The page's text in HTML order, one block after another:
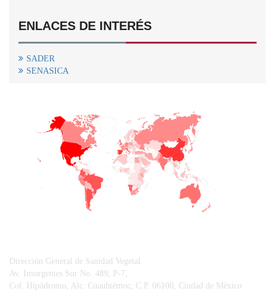
ENLACES DE INTERÉS
SADER
SENASICA
Dirección General de Sanidad Vegetal.
Av. Insurgentes Sur No. 489, P-7,
Col. Hipódromo, Alc. Cuauhtémoc, C.P. 06100, Ciudad de México